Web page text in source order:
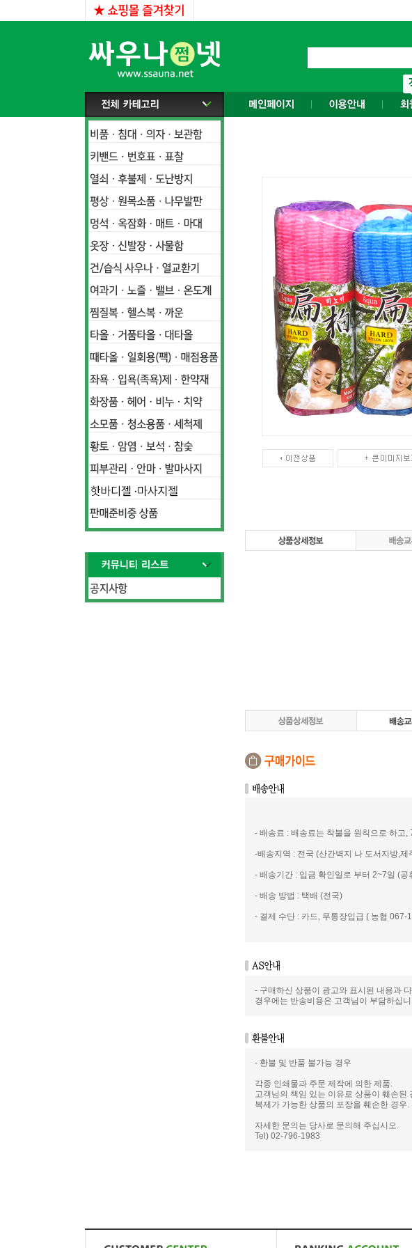
- 배송료 : 배송료는 착불을 원칙으로 하고
-배송지역 : 전국 (산간벽지 나 도서지방,
- 배송기간 : 입금 확인일로 부터 2~7일 (
- 배송 방법 : 택배 (전국)
- 결제 수단 : 카드, 무통장입급 ( 농협 067-
- 구매하신 상품이 광고와 표시된 내용과
경우에는 반송비용은 고객님이 부담하십
- 환불 및 반품 불가능 경우
각종 인쇄물과 주문 제작에 의한 제품.
고객님의 책임 있는 이유로 상품이 훼손된
복제가 가능한 상품의 포장을 훼손한 경우.
자세한 문의는 당사로 문의해 주십시오.
Tel) 02-796-1983